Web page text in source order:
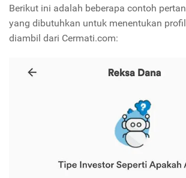
Berikut ini adalah beberapa contoh
yang dibutuhkan untuk menentukan
diambil dari Cermati.com: